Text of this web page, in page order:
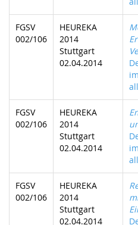
FGSV
002/106
HEUREKA
2014
Stuttgart
02.04.2014
FGSV
002/106
HEUREKA
2014
Stuttgart
02.04.2014
FGSV
002/106
HEUREKA
2014
Stuttgart
02.04.2014